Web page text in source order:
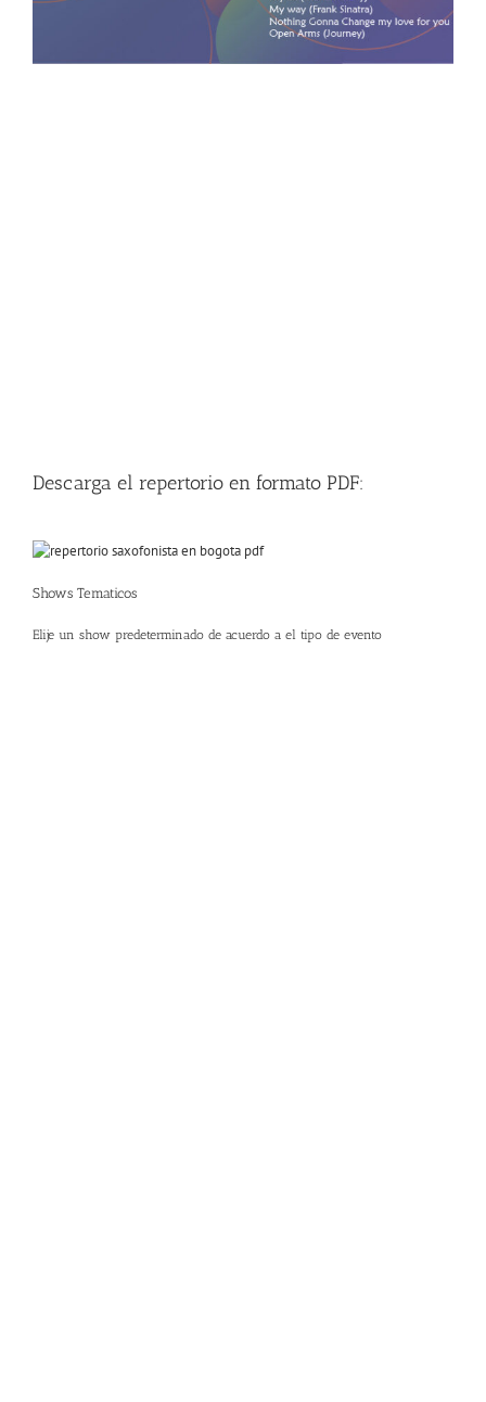
Descarga el repertorio en formato PDF:
Shows Tematicos
Elije un show predeterminado de acuerdo a el tipo de evento